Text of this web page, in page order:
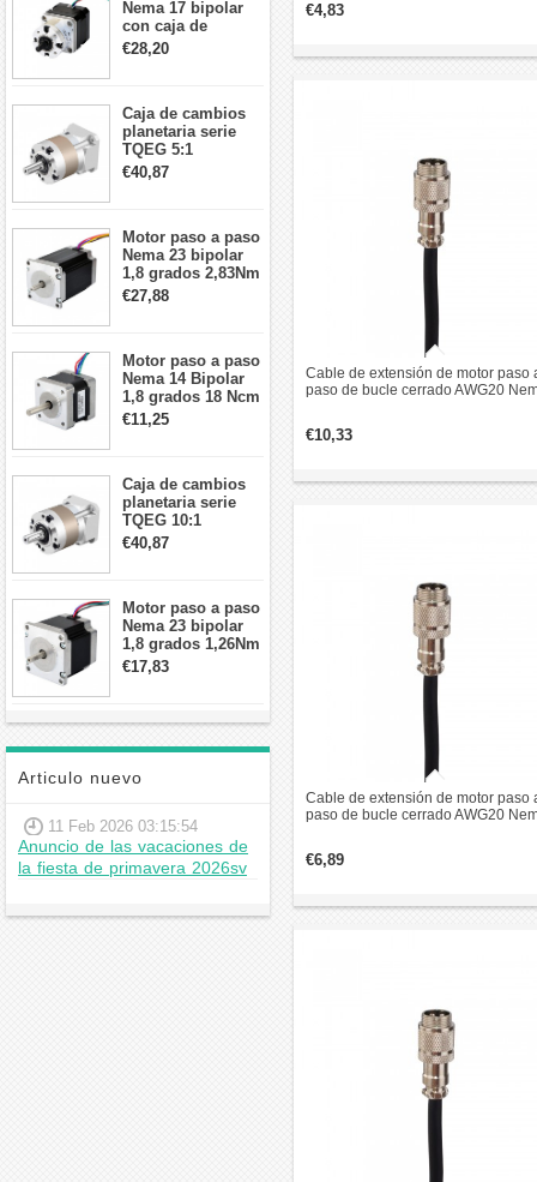
Nema 17 bipolar
con caja de
cambios planetaria
5:1 longitud 33mm
Robot CNC DIY
€28,20
Caja de cambios
planetaria serie
TQEG 5:1
contragolpe 15
arcmin para motor
€40,87
Motor paso a paso
Nema 23 bipolar
1,8 grados 2,83Nm
4A 2,26 V
57x57x84mm 8
€27,88
Motor paso a paso
Nema 14 Bipolar
1,8 grados 18 Ncm
0,8 A 5,74 V 35 x
35 x 34 mm 4
€11,25
Caja de cambios
planetaria serie
TQEG 10:1
contragolpe 15
arcmin para motor
€40,87
Motor paso a paso
Nema 23 bipolar
1,8 grados 1,26Nm
2,8A 2,5V
57x57x56mm 4
€17,83
Articulo nuevo
11 Feb 2026 03:15:54
Anuncio de las vacaciones de
la fiesta de primavera 2026sv
€4,83
Cable de extensión de motor paso
paso de bucle cerrado AWG20
€10,33
Cable de extensión de motor paso
paso de bucle cerrado AWG20
€6,89